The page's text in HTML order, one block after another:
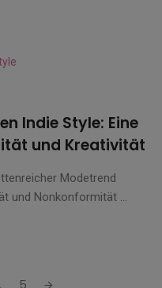
Indie Style: Eine
und Kreativität
Modetrend
und Nonkonformität ...
5